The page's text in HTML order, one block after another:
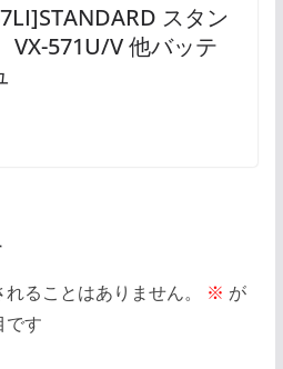
スタン
VX-571U/V 他バッテ
ることはありません。 ※ が
です